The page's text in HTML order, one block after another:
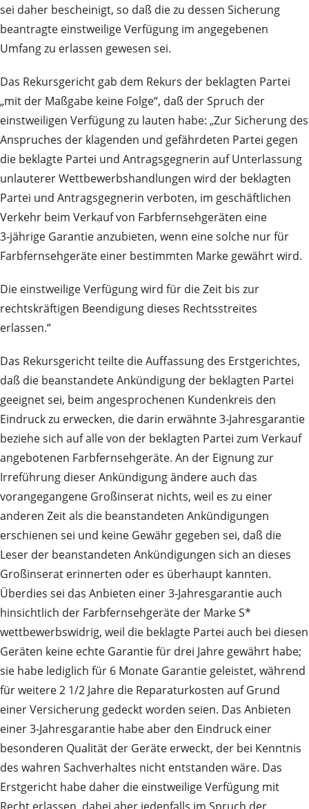
sei daher bescheinigt, so daß die zu dessen Sicherung
beantragte einstweilige Verfügung im angegebenen
Umfang zu erlassen gewesen sei.
Das Rekursgericht gab dem Rekurs der beklagten Partei
„mit der Maßgabe keine Folge“, daß der Spruch der
einstweiligen Verfügung zu lauten habe: „Zur Sicherung des
Anspruches der klagenden und gefährdeten Partei gegen
die beklagte Partei und Antragsgegnerin auf Unterlassung
unlauterer Wettbewerbshandlungen wird der beklagten
Partei und Antragsgegnerin verboten, im geschäftlichen
Verkehr beim Verkauf von Farbfernsehgeräten eine
3‑jährige Garantie anzubieten, wenn eine solche nur für
Farbfernsehgeräte einer bestimmten Marke gewährt wird.
Die einstweilige Verfügung wird für die Zeit bis zur
rechtskräftigen Beendigung dieses Rechtsstreites
erlassen.“
Das Rekursgericht teilte die Auffassung des Erstgerichtes,
daß die beanstandete Ankündigung der beklagten Partei
geeignet sei, beim angesprochenen Kundenkreis den
Eindruck zu erwecken, die darin erwähnte 3‑Jahresgarantie
beziehe sich auf alle von der beklagten Partei zum Verkauf
angebotenen Farbfernsehgeräte. An der Eignung zur
Irreführung dieser Ankündigung ändere auch das
vorangegangene Großinserat nichts, weil es zu einer
anderen Zeit als die beanstandeten Ankündigungen
erschienen sei und keine Gewähr gegeben sei, daß die
Leser der beanstandeten Ankündigungen sich an dieses
Großinserat erinnerten oder es überhaupt kannten.
Überdies sei das Anbieten einer 3‑Jahresgarantie auch
hinsichtlich der Farbfernsehgeräte der Marke S*
wettbewerbswidrig, weil die beklagte Partei auch bei diesen
Geräten keine echte Garantie für drei Jahre gewährt habe;
sie habe lediglich für 6 Monate Garantie geleistet, während
für weitere 2 1/2 Jahre die Reparaturkosten auf Grund
einer Versicherung gedeckt worden seien. Das Anbieten
einer 3‑Jahresgarantie habe aber den Eindruck einer
besonderen Qualität der Geräte erweckt, der bei Kenntnis
des wahren Sachverhaltes nicht entstanden wäre. Das
Erstgericht habe daher die einstweilige Verfügung mit
Recht erlassen, dabei aber jedenfalls im Spruch der